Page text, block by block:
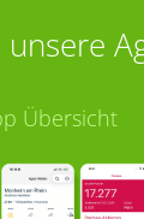
unsere
Übersicht